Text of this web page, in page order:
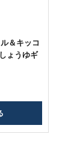
＆キッコ
ょうゆギ